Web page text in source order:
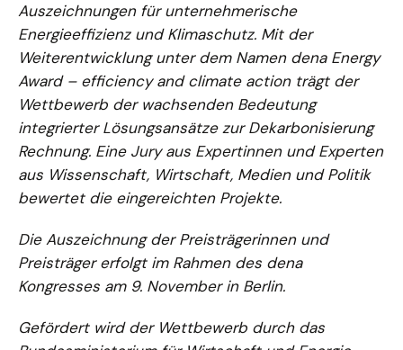
Auszeichnungen für unternehmerische
Energieeffizienz und Klimaschutz. Mit der
Weiterentwicklung unter dem Namen dena Energy
Award – efficiency and climate action trägt der
Wettbewerb der wachsenden Bedeutung
integrierter Lösungsansätze zur Dekarbonisierung
Rechnung. Eine Jury aus Expertinnen und Experten
aus Wissenschaft, Wirtschaft, Medien und Politik
bewertet die eingereichten Projekte.
Die Auszeichnung der Preisträgerinnen und
Preisträger erfolgt im Rahmen des dena
Kongresses am 9. November in Berlin.
Gefördert wird der Wettbewerb durch das